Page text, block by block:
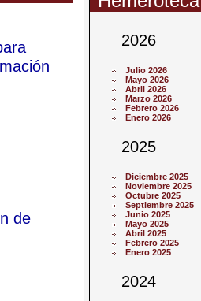
de
2026
Julio 2026
Mayo 2026
Abril 2026
Marzo 2026
Febrero 2026
Enero 2026
2025
Diciembre 2025
Noviembre 2025
Octubre 2025
Septiembre 2025
Junio 2025
Mayo 2025
Abril 2025
Febrero 2025
Enero 2025
2024